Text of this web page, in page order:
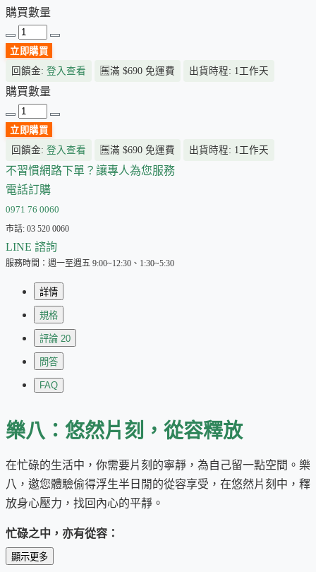
購買數量
立即購買
回饋金: 登入查看 🈚滿 $690 免運費 出貨時程: 1工作天
購買數量
立即購買
回饋金: 登入查看 🈚滿 $690 免運費 出貨時程: 1工作天
不習慣網路下單？讓專人為您服務
電話訂購
0971 76 0060
市話: 03 520 0060
LINE 諮詢
服務時間：週一至週五 9:00~12:30、1:30~5:30
詳情
規格
評論 20
問答
FAQ
樂八：悠然片刻，從容釋放
在忙碌的生活中，你需要片刻的寧靜，為自己留一點空間。樂
八，邀您體驗偷得浮生半日閒的從容享受，在悠然片刻中，釋
放身心壓力，找回內心的平靜。
忙碌之中，亦有從容：
渴望在繁忙的日常中找到屬於自己的時光嗎？樂八，
顯示更多